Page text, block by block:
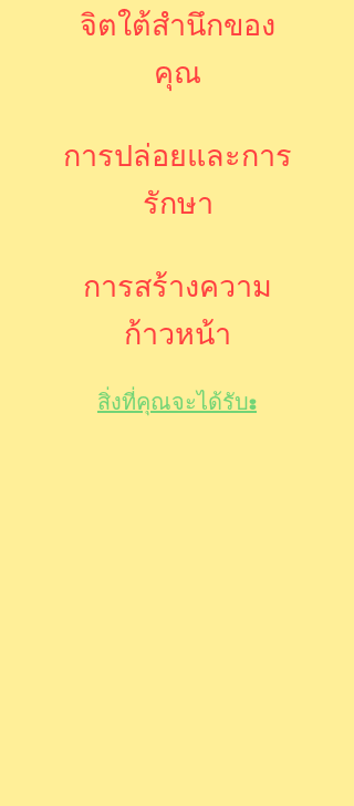
จิตใต้สำนึกของ
คุณ
การปล่อยและการ
รักษา
การสร้างความ
ก้าวหน้า
สิ่งที่คุณจะได้รับ: